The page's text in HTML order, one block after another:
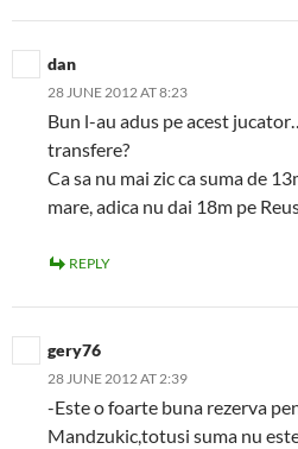
dan
28 JUNE 2012 AT 8:23
Bun l-au adus pe acest
transfere?
Ca sa nu mai zic ca suma de
mare, adica nu dai 18m pe
REPLY
gery76
28 JUNE 2012 AT 2:39
-Este o foarte buna rezerva
Mandzukic,totusi suma nu